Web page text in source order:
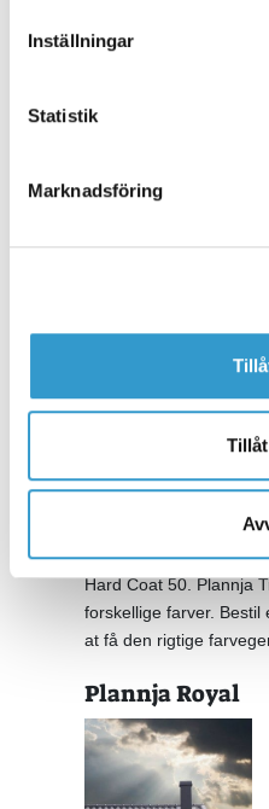
Inställningar
Statistik
Marknadsföring
Plannja Trend
Eftersom den ene
anden fæstnes med en
Plannja Trend har en
fals er højere og med
tagets linjer, samtidigt
at sikre ekstra lang
Trend fået en
Hard Coat 50. Plannja
forskellige farver.
at få den rigtige
Plannja Royal